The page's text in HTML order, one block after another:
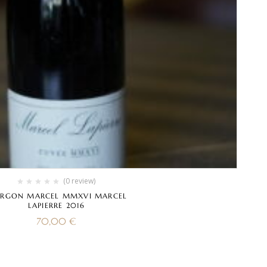
(0 review)
MARCEL MMXVI MARCEL
LAPIERRE 2016
70,00 €